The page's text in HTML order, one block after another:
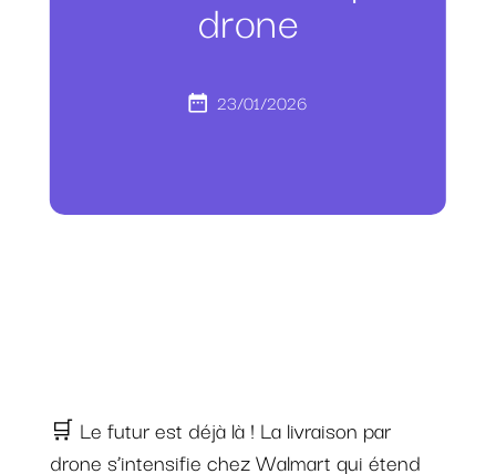
drone
23/01/2026
🛒 Le futur est déjà là ! La livraison par
drone s’intensifie chez Walmart qui étend